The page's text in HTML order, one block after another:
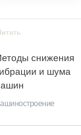
снижения
и шума